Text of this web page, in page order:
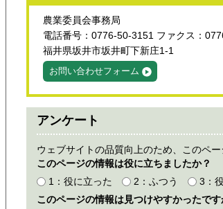
農業委員会事務局
電話番号：0776-50-3151 ファクス：
福井県坂井市坂井町下新庄1-1
お問い合わせフォーム
アンケート
ウェブサイトの品質向上のため、このペ
このページの情報は役に立ちましたか？
1：役に立った
2：ふつう
3：
このページの情報は見つけやすかったです